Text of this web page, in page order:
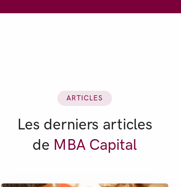
ARTICLES
Les derniers articles
de MBA Capital